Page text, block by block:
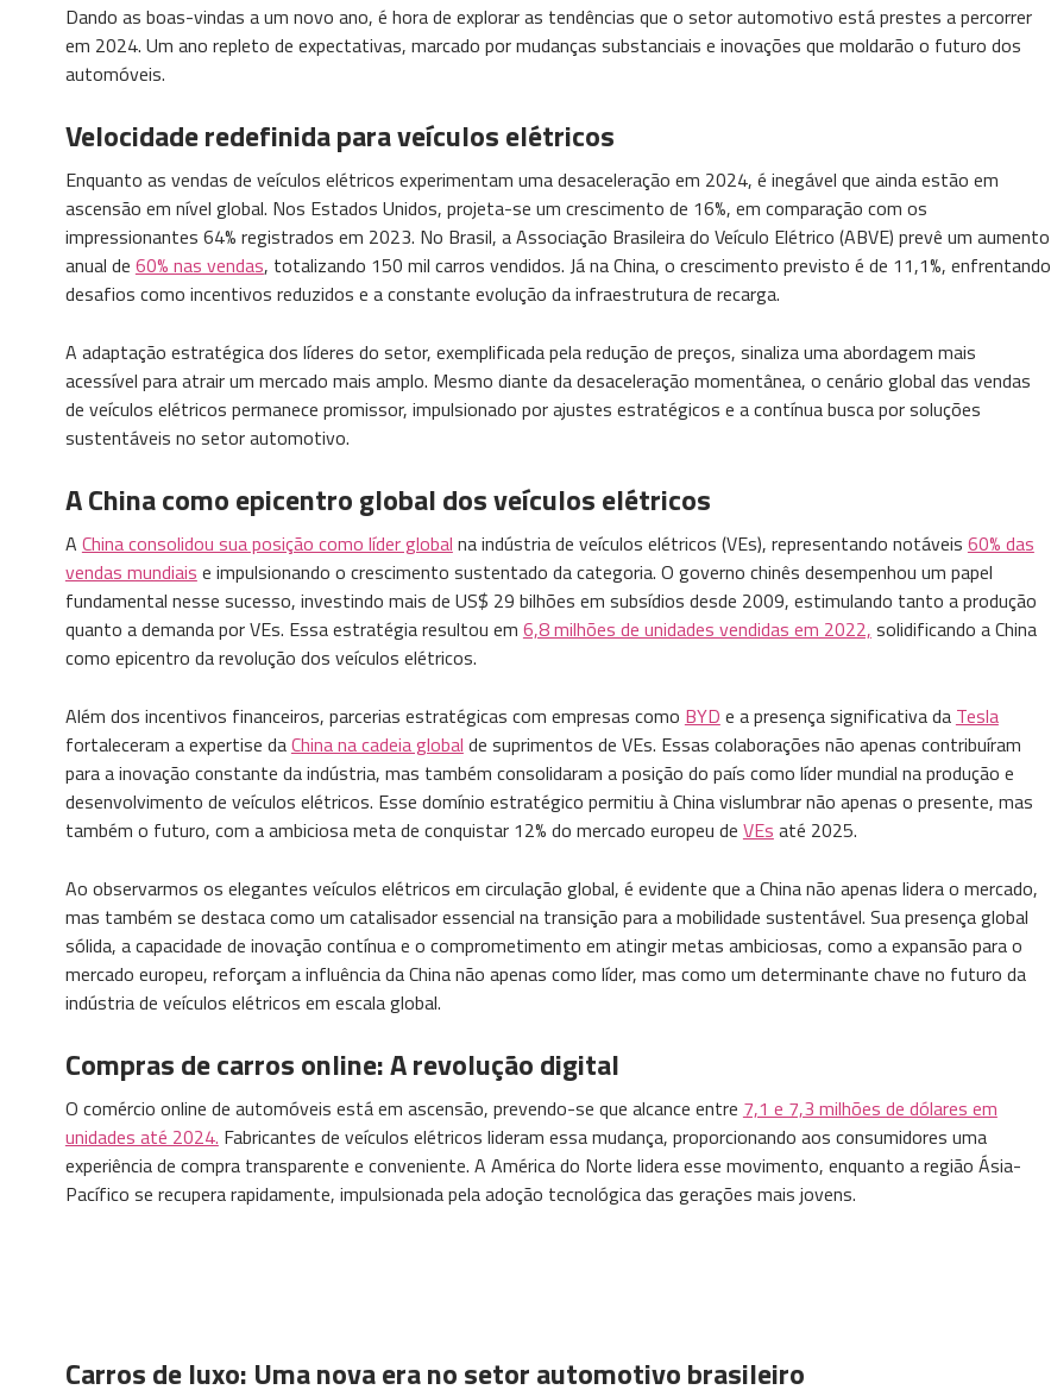
Dando as boas-vindas a um novo ano, é hora de explorar as tendências que o setor automotivo está prestes a percorrer
em 2024. Um ano repleto de expectativas, marcado por mudanças substanciais e inovações que moldarão o futuro dos
automóveis.
Velocidade redefinida para veículos elétricos
Enquanto as vendas de veículos elétricos experimentam uma desaceleração em 2024, é inegável que ainda estão em
ascensão em nível global. Nos Estados Unidos, projeta-se um crescimento de 16%, em comparação com os
impressionantes 64% registrados em 2023. No Brasil, a Associação Brasileira do Veículo Elétrico (ABVE) prevê um aumento
anual de 60% nas vendas, totalizando 150 mil carros vendidos. Já na China, o crescimento previsto é de 11,1%, enfrentando
desafios como incentivos reduzidos e a constante evolução da infraestrutura de recarga.
A adaptação estratégica dos líderes do setor, exemplificada pela redução de preços, sinaliza uma abordagem mais
acessível para atrair um mercado mais amplo. Mesmo diante da desaceleração momentânea, o cenário global das vendas
de veículos elétricos permanece promissor, impulsionado por ajustes estratégicos e a contínua busca por soluções
sustentáveis no setor automotivo.
A China como epicentro global dos veículos elétricos
A China consolidou sua posição como líder global na indústria de veículos elétricos (VEs), representando notáveis 60% das
vendas mundiais e impulsionando o crescimento sustentado da categoria. O governo chinês desempenhou um papel
fundamental nesse sucesso, investindo mais de US$ 29 bilhões em subsídios desde 2009, estimulando tanto a produção
quanto a demanda por VEs. Essa estratégia resultou em 6,8 milhões de unidades vendidas em 2022, solidificando a China
como epicentro da revolução dos veículos elétricos.
Além dos incentivos financeiros, parcerias estratégicas com empresas como BYD e a presença significativa da Tesla
fortaleceram a expertise daChina na cadeia global de suprimentos de VEs. Essas colaborações não apenas contribuíram
para a inovação constante da indústria, mas também consolidaram a posição do país como líder mundial na produção e
desenvolvimento de veículos elétricos. Esse domínio estratégico permitiu à China vislumbrar não apenas o presente, mas
também o futuro, com a ambiciosa meta de conquistar 12% do mercado europeu de VEs até 2025.
Ao observarmos os elegantes veículos elétricos em circulação global, é evidente que a China não apenas lidera o mercado,
mas também se destaca como um catalisador essencial na transição para a mobilidade sustentável. Sua presença global
sólida, a capacidade de inovação contínua e o comprometimento em atingir metas ambiciosas, como a expansão para o
mercado europeu, reforçam a influência da China não apenas como líder, mas como um determinante chave no futuro da
indústria de veículos elétricos em escala global.
Compras de carros online: A revolução digital
O comércio online de automóveis está em ascensão, prevendo-se que alcance entre 7,1 e 7,3 milhões de dólares em
unidades até 2024. Fabricantes de veículos elétricos lideram essa mudança, proporcionando aos consumidores uma
experiência de compra transparente e conveniente. A América do Norte lidera esse movimento, enquanto a região Ásia-
Pacífico se recupera rapidamente, impulsionada pela adoção tecnológica das gerações mais jovens.
Carros de luxo: Uma nova era no setor automotivo brasileiro